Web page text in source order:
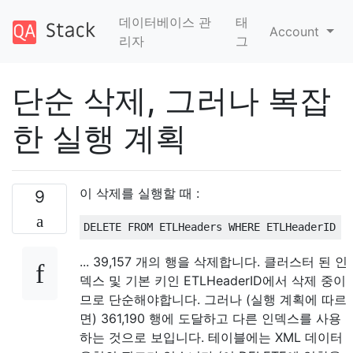
데이터베이스 관
리자
태
그
Account
단순 삭제, 그러나 복잡
한 실행 계획
9 이 삭제를 실행할 때 :
DELETE FROM ETLHeaders WHERE ETLHeaderID
... 39,157 개의 행을 삭제합니다. 클러스터 된 인
덱스 및 기본 키인 ETLHeaderID에서 삭제 중이
므로 단순해야합니다. 그러나 (실행 계획에 따르
면) 361,190 행에 도달하고 다른 인덱스를 사용
하는 것으로 보입니다. 테이블에는 XML 데이터